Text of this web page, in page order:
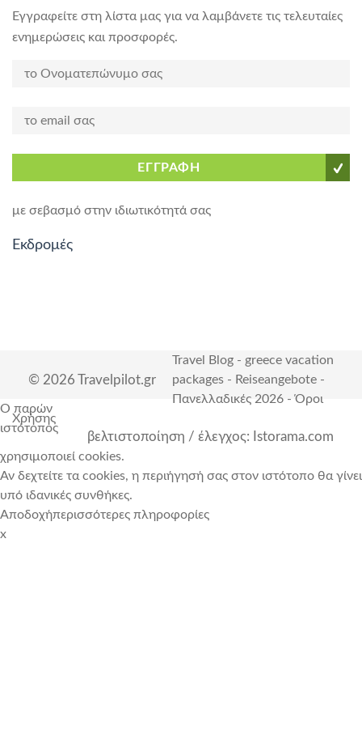
Εγγραφείτε στη λίστα μας για να λαμβάνετε τις τελευταίες
ενημερώσεις και προσφορές.
ΕΓΓΡΑΦΗ
με σεβασμό στην ιδιωτικότητά σας
Εκδρομές
© 2026 Travelpilot.gr
Travel Blog - greece vacation
packages - Reiseangebote -
Πανελλαδικές 2026 -Όροι
Χρήσης
βελτιστοποίηση / έλεγχος: Istorama.com
Ο παρών
ιστότοπος
χρησιμοποιεί cookies.
Αν δεχτείτε τα cookies, η περιήγησή σας στον ιστότοπο θα γίνει
υπό ιδανικές συνθήκες.
Αποδοχήπερισσότερες πληροφορίες
x